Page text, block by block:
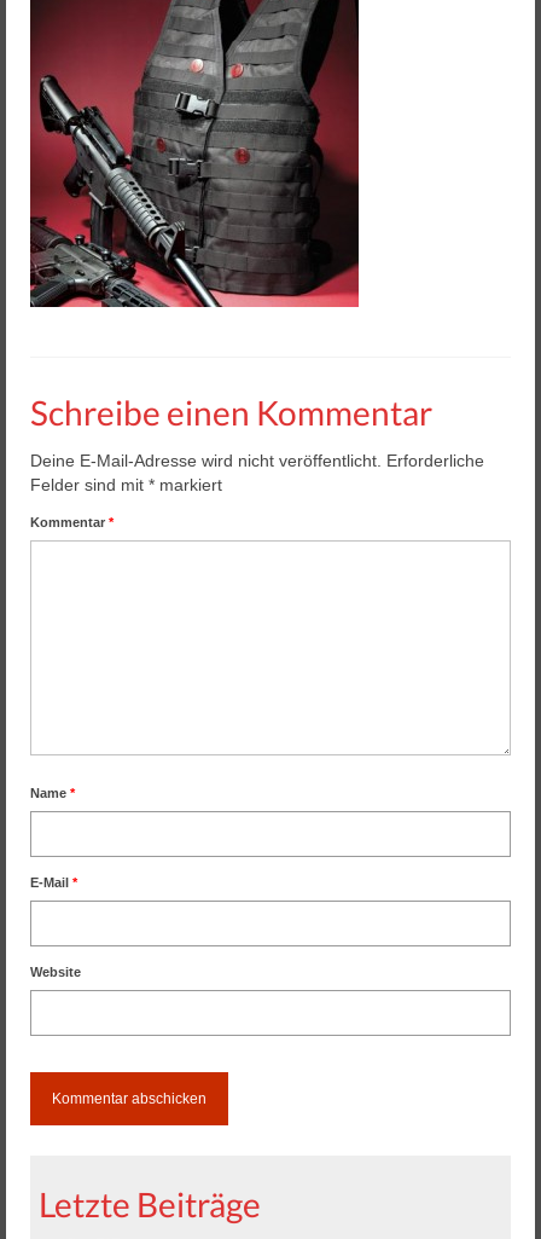
Helios 2 & 3
Helios Pro
Arena Zubehör
Lasergame Berlin GmbH
Game Card – NFC Kartenzahlung
Buchungssoftware
Arcade Automaten
Kontakt / Impressum / AGB
Datenschutz
Schreibe einen Kommentar
Deine E-Mail-Adresse wird nicht veröffentlicht. Erforderliche
Felder sind mit * markiert
Kommentar *
Name *
E-Mail *
Website
Letzte Beiträge